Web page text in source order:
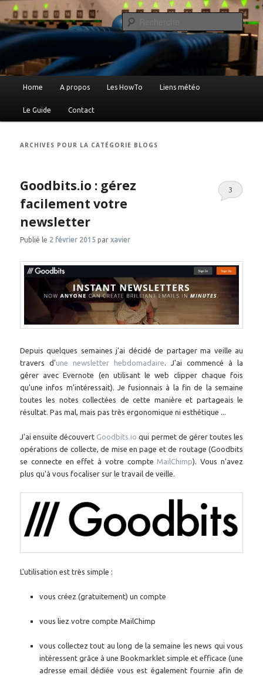
Le blog de Xavier …
Aller
au
Aller
au
Home A propos Les HowTo Liens météo
Le Guide Contact
ARCHIVES POUR LA CATÉGORIE BLOGS
Goodbits.io : gérez
facilement votre
newsletter
Publié le 2 février 2015 parxavier
3
Depuis quelques semaines j'ai décidé de partager ma veille au
travers d'une newsletter hebdomadaire. J'ai commencé à la
gérer avec Evernote (en utilisant le web clipper chaque fois
qu'une infos m’intéressait). Je fusionnais à la fin de la semaine
toutes les notes collectées de cette manière et partageais le
résultat. Pas mal, mais pas très ergonomique ni esthétique ...
J'ai ensuite découvert Goodbits.io qui permet de gérer toutes les
opérations de collecte, de mise en page et de routage (Goodbits
se connecte en effet à votre compteMailChimp). Vous n'avez
plus qu'à vous focaliser sur le travail de veille.
L'utilisation est très simple :
vous créez (gratuitement) un compte
vous liez votre compte MailChimp
vous collectez tout au long de la semaine les news qui vous
intéressent grâce à une Bookmarklet simple et efficace (une
adresse email dédiée vous est également fournie afin de